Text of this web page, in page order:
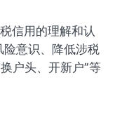
信用的理解和认
意识、降低涉税
户头、开新户”等